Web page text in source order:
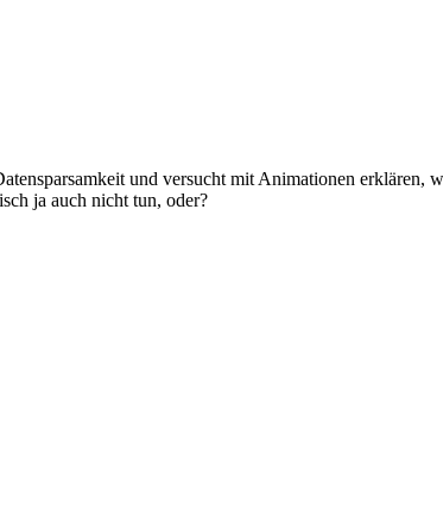
und versucht mit Animationen
ja auch nicht tun, oder?